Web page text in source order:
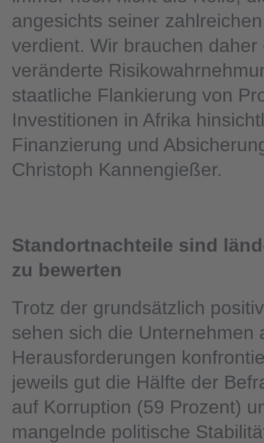
angesichts seiner
verdient. Wir brauchen daher
veränderte
staatliche Flankierung von
Investitionen in Afrika
Finanzierung und
Christoph Kannengießer.
Standortnachteile sind
zu bewerten
Trotz der grundsätzlich
sehen sich die Unternehmen
Herausforderungen
jeweils gut die Hälfte der
auf Korruption (59 Prozent)
mangelnde politische